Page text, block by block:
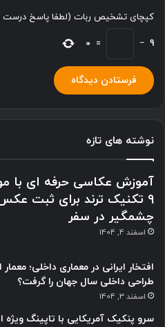
کپچای تشخیص ربات (لطفا پاسخ درست
9
−
=
0
نوشته های تازه
آموزش عکاسی حرفه ای با
9 تکنیک ترند برای ثبت
چشمگیر در سفر
اسفند 4, 1404
افتخار ایرانی در معماری داخلی؛
طراحی داخلی سال جهان را گرفت؟
اسفند 3, 1404
سرو پنکیک آمریکایی با تاپینگ ویژه